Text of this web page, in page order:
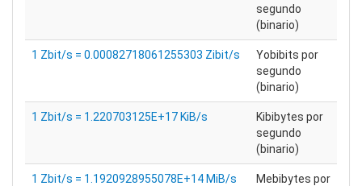
segundo
(binario)
1 Zbit/s = 0.00082718061255303 Zibit/s
Yobibits por
segundo
(binario)
1 Zbit/s = 1.220703125E+17 KiB/s
Kibibytes por
segundo
(binario)
1 Zbit/s = 1.1920928955078E+14 MiB/s
Mebibytes por